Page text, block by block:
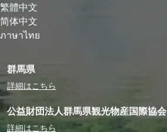
繁體中文
简体中文
ภาษาไทย
群馬県
詳細はこちら
公益財団法人群馬県観光物産国際協会
詳細はこちら